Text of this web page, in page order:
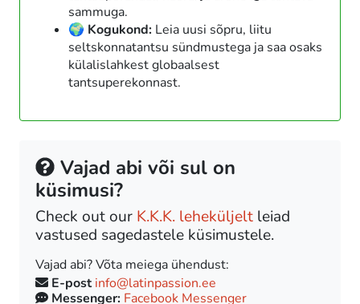
sammuga.
🌍 Kogukond: Leia uusi sõpru, liitu
seltskonnatantsu sündmustega ja saa osaks
külalislahkest globaalsest
tantsuperekonnast.
Vajad abi või sul on
küsimusi?
Check out our K.K.K. leheküljelt leiad
vastused sagedastele küsimustele.
Vajad abi? Võta meiega ühendust:
E-post info@latinpassion.ee
Messenger: Facebook Messenger